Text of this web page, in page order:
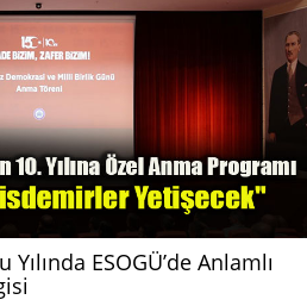
ESOGÜ’de Anlamlı